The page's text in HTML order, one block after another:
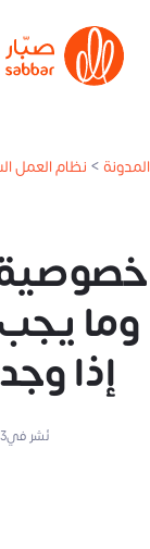
المدونة> نظام العمل
وما
إذا
نُشر في23